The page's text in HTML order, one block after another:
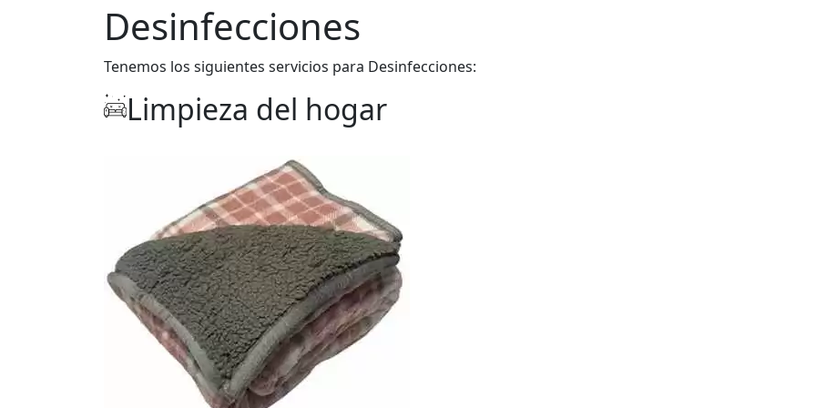
Desinfecciones
Tenemos los siguientes servicios para Desinfecciones:
Limpieza del hogar